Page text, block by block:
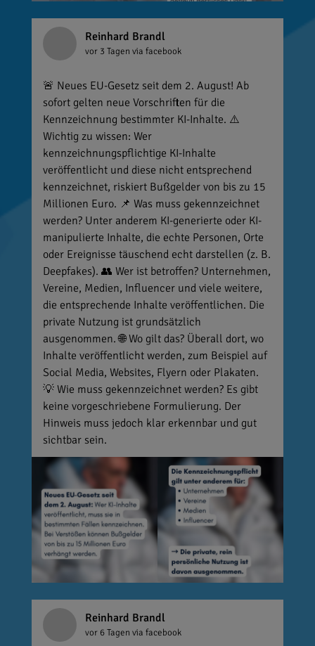
Reinhard Brandl
vor 3 Tagen via facebook
🚨 Neues EU-Gesetz seit dem 2. August! Ab
sofort gelten neue Vorschriften für die
Kennzeichnung bestimmter KI-Inhalte. ⚠️
Wichtig zu wissen: Wer
kennzeichnungspflichtige KI-Inhalte
veröffentlicht und diese nicht entsprechend
kennzeichnet, riskiert Bußgelder von bis zu 15
Millionen Euro. 📌 Was muss gekennzeichnet
werden? Unter anderem KI-generierte oder KI-
manipulierte Inhalte, die echte Personen, Orte
oder Ereignisse täuschend echt darstellen (z. B.
Deepfakes). 👥 Wer ist betroffen? Unternehmen,
Vereine, Medien, Influencer und viele weitere,
die entsprechende Inhalte veröffentlichen. Die
private Nutzung ist grundsätzlich
ausgenommen. 🌐 Wo gilt das? Überall dort, wo
Inhalte veröffentlicht werden, zum Beispiel auf
Social Media, Websites, Flyern oder Plakaten.
💡 Wie muss gekennzeichnet werden? Es gibt
keine vorgeschriebene Formulierung. Der
Hinweis muss jedoch klar erkennbar und gut
sichtbar sein.
Reinhard Brandl
vor 6 Tagen via facebook